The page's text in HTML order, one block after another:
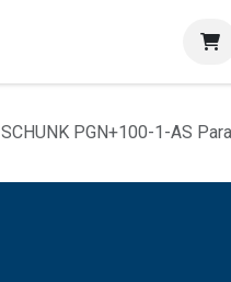
SCHUNK PGN+100-1-AS